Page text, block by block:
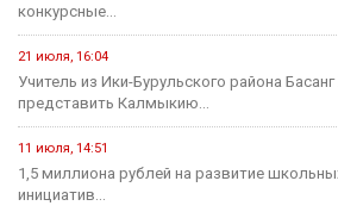
конкурсные...
21 июля, 16:04
Учитель из Ики-Бурульского района
представить Калмыкию...
11 июля, 14:51
1,5 миллиона рублей на развитие
инициатив...